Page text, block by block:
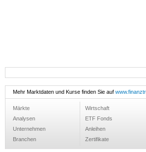
Mehr Marktdaten und Kurse finden Sie auf
Märkte
Analysen
Unternehmen
Branchen
Wirtschaft
ETF Fonds
Anleihen
Zertifikate